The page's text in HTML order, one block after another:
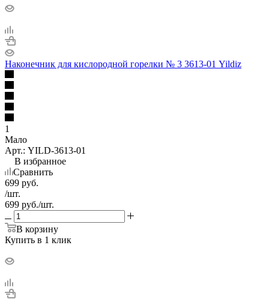
Наконечник для кислородной горелки № 3 3613-01 Yildiz
1
Мало
Арт.: YILD-3613-01
В избранное
Сравнить
699 руб.
/шт.
699 руб./шт.
В корзину
Купить в 1 клик